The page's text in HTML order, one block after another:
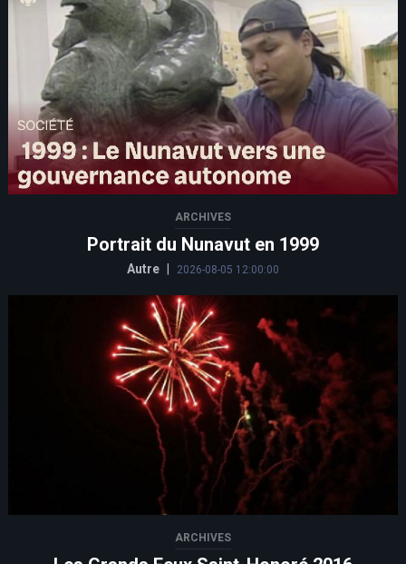
ARCHIVES
Portrait du Nunavut en 1999
Autre 2026-08-05 12:00:00
ARCHIVES